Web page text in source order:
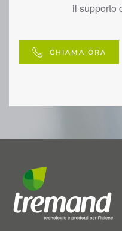
il supporto
CHIAMA ORA